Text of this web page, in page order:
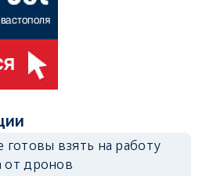
готовы взять на работу
от дронов